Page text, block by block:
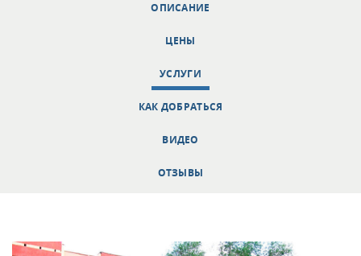
ОПИСАНИЕ
ЦЕНЫ
УСЛУГИ
КАК ДОБРАТЬСЯ
ВИДЕО
ОТЗЫВЫ